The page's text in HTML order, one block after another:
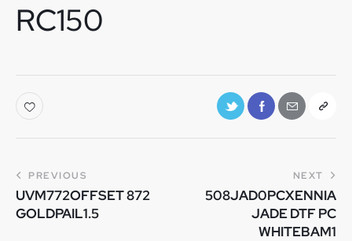
RC150
PREVIOUS
UVM772OFFSET 872
GOLDPAIL1.5
NEXT
508JAD0PCXENNIA
JADE DTF PC
WHITEBAM1